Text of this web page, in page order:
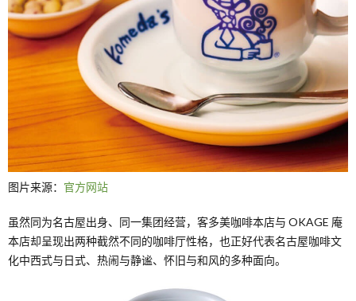
图片来源： 官方网站
虽然同为名古屋出身、同一集团经营，客多美咖啡本店与 OKAGE 庵
本店却呈现出两种截然不同的咖啡厅性格，也正好代表名古屋咖啡文
化中西式与日式、热闹与静谧、怀旧与和风的多种面向。